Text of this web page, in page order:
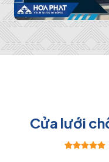
Cửa lưới